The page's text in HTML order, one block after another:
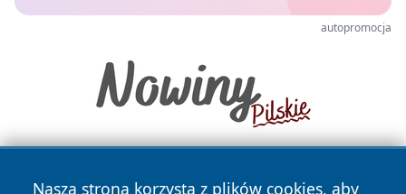
autopromocja
Nasza strona korzysta z plików cookies, aby